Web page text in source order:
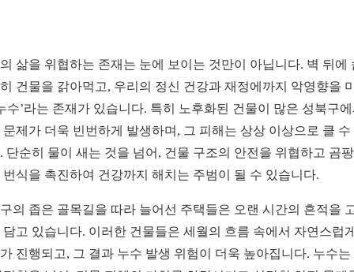
삶을 위협하는 존재는 눈에 보이는 것만이 아닙니다. 벽 뒤에
건물을 갉아먹고, 우리의 정신 건강과 재정에까지 악영향을
수’라는 존재가 있습니다. 특히 노후화된 건물이 많은 성북구
문제가 더욱 빈번하게 발생하며, 그 피해는 상상 이상으로 클 수
단순히 물이 새는 것을 넘어, 건물 구조의 안전을 위협하고 곰
번식을 촉진하여 건강까지 해치는 주범이 될 수 있습니다.
의 좁은 골목길을 따라 늘어선 주택들은 오랜 시간의 흔적을
담고 있습니다. 이러한 건물들은 세월의 흐름 속에서 자연스럽
진행되고, 그 결과 누수 발생 위험이 더욱 높아집니다. 누수는